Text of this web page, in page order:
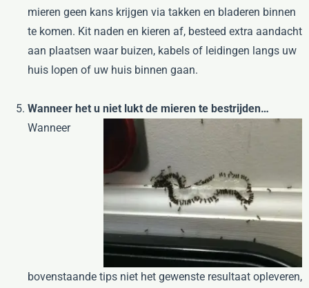
mieren geen kans krijgen via takken en bladeren binnen
te komen. Kit naden en kieren af, besteed extra aandacht
aan plaatsen waar buizen, kabels of leidingen langs uw
huis lopen of uw huis binnen gaan.
Wanneer het u niet lukt de mieren te bestrijden…
Wanneer
bovenstaande tips niet het gewenste resultaat opleveren,